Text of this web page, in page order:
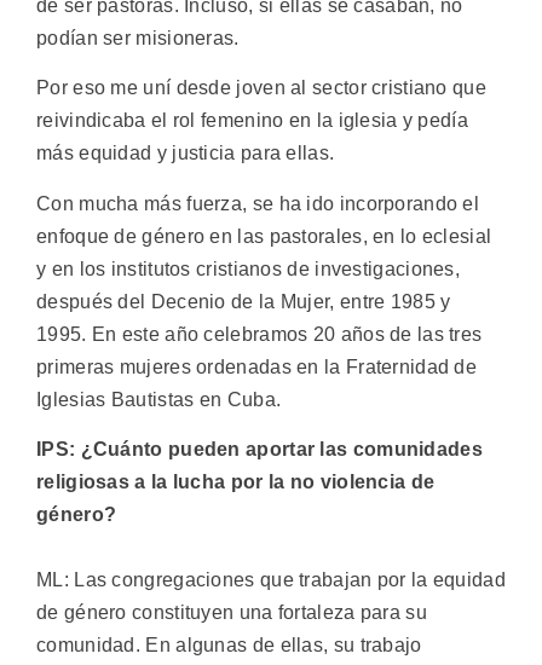
de ser pastoras. Incluso, si ellas se casaban, no
podían ser misioneras.
Por eso me uní desde joven al sector cristiano que
reivindicaba el rol femenino en la iglesia y pedía
más equidad y justicia para ellas.
Con mucha más fuerza, se ha ido incorporando el
enfoque de género en las pastorales, en lo eclesial
y en los institutos cristianos de investigaciones,
después del Decenio de la Mujer, entre 1985 y
1995. En este año celebramos 20 años de las tres
primeras mujeres ordenadas en la Fraternidad de
Iglesias Bautistas en Cuba.
IPS: ¿Cuánto pueden aportar las comunidades
religiosas a la lucha por la no violencia de
género?
ML: Las congregaciones que trabajan por la equidad
de género constituyen una fortaleza para su
comunidad. En algunas de ellas, su trabajo